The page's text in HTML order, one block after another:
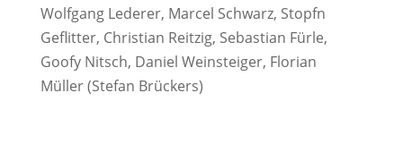
Wolfgang Lederer, Marcel Schwarz, Stopfn
Geflitter, Christian Reitzig, Sebastian Fürle,
Goofy Nitsch, Daniel Weinsteiger, Florian
Müller (Stefan Brückers)